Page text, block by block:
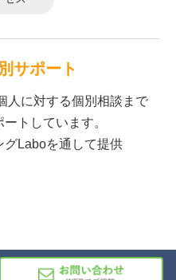
サポート
人に対する個別相談まで
トしています。
Laboを通して提供